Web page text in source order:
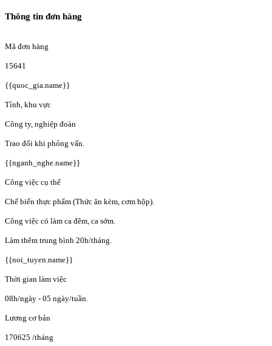
Thông tin đơn hàng
Mã đơn hàng
15641
{{quoc_gia.name}}
Tỉnh, khu vực
Công ty, nghiệp đoàn
Trao đổi khi phỏng vấn.
{{nganh_nghe.name}}
Công việc cụ thể
Chế biến thực phẩm (Thức ăn kèm, cơm hộp).
Công việc có làm ca đêm, ca sớm.
Làm thêm trung bình 20h/tháng.
{{noi_tuyen.name}}
Thời gian làm việc
08h/ngày - 05 ngày/tuần.
Lương cơ bản
170625 /tháng